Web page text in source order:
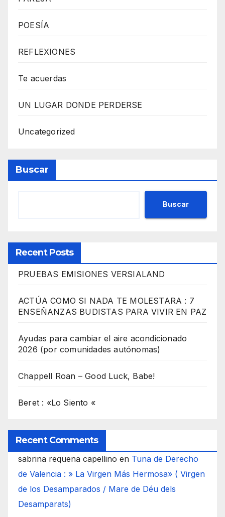
POESÍA
REFLEXIONES
Te acuerdas
UN LUGAR DONDE PERDERSE
Uncategorized
Buscar
Buscar
Recent Posts
PRUEBAS EMISIONES VERSIALAND
ACTÚA COMO SI NADA TE MOLESTARA : 7
ENSEÑANZAS BUDISTAS PARA VIVIR EN PAZ
Ayudas para cambiar el aire acondicionado
2026 (por comunidades autónomas)
Chappell Roan – Good Luck, Babe!
Beret : «Lo Siento «
Recent Comments
sabrina requena capellino en Tuna de Derecho
de Valencia : » La Virgen Más Hermosa» ( Virgen
de los Desamparados / Mare de Déu dels
Desamparats)